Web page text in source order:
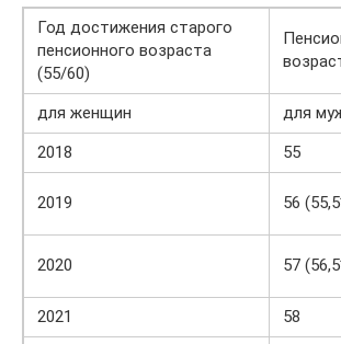
Год достижения старого
пенсионного возраста
(55/60)
для женщин
для
2018
55
2019 56
2020 57
2021
58